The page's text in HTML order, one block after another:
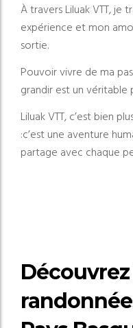
À travers Liluak VTT, je
expérience et mon
sortie.
Pouvoir vivre de ma
grandir est un véritable
Liluak VTT, c’est bien
:c’est une aventure
partage avec chaque